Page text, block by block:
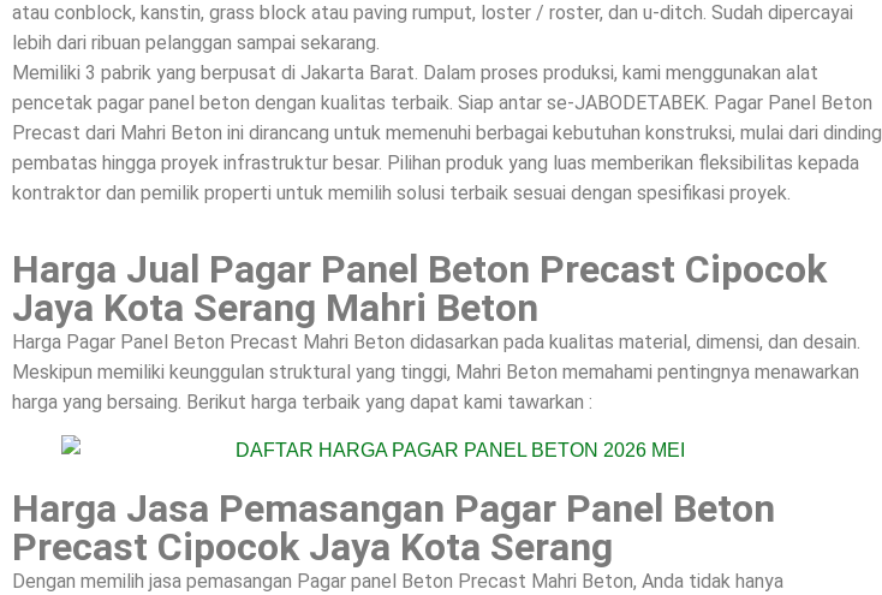
atau conblock, kanstin, grass block atau paving rumput, loster / roster, dan u-ditch. Sudah dipercayai
lebih dari ribuan pelanggan sampai sekarang.
Memiliki 3 pabrik yang berpusat di Jakarta Barat. Dalam proses produksi, kami menggunakan alat
pencetak pagar panel beton dengan kualitas terbaik. Siap antar se-JABODETABEK. Pagar Panel Beton
Precast dari Mahri Beton ini dirancang untuk memenuhi berbagai kebutuhan konstruksi, mulai dari dinding
pembatas hingga proyek infrastruktur besar. Pilihan produk yang luas memberikan fleksibilitas kepada
kontraktor dan pemilik properti untuk memilih solusi terbaik sesuai dengan spesifikasi proyek.
Harga Jual Pagar Panel Beton Precast Cipocok
Jaya Kota Serang Mahri Beton
Harga Pagar Panel Beton Precast Mahri Beton didasarkan pada kualitas material, dimensi, dan desain.
Meskipun memiliki keunggulan struktural yang tinggi, Mahri Beton memahami pentingnya menawarkan
harga yang bersaing. Berikut harga terbaik yang dapat kami tawarkan :
Harga Jasa Pemasangan Pagar Panel Beton
Precast Cipocok Jaya Kota Serang
Dengan memilih jasa pemasangan Pagar panel Beton Precast Mahri Beton, Anda tidak hanya